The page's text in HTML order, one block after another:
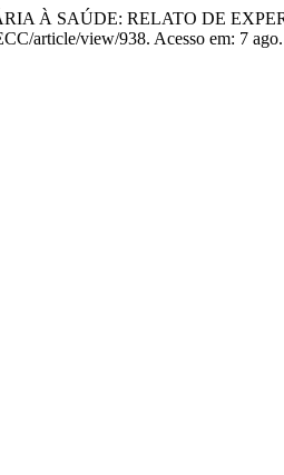
À SAÚDE: RELATO DE
article/view/938. Acesso em: 7